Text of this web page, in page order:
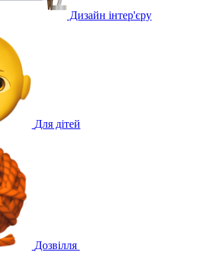
Дизайн інтер'єру
Для дітей
Дозвілля